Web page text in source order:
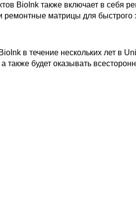
BioInk также включает в себя
ремонтные матрицы для быстрого
в течение нескольких лет в
также будет оказывать